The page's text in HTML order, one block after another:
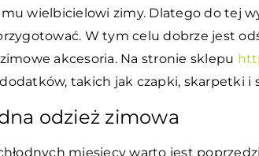
wielbicielowi zimy. Dlatego do tej
W tym celu dobrze jest
akcesoria. Na stronie sklepu
takich jak czapki, skarpetki i
odzież zimowa
miesięcy warto jest